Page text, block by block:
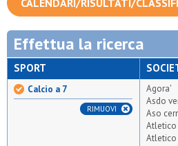
CALENDARI/RISULTATI/
Effettua la ricerca
SPORT
Calcio a 7
RIMUOVI
Agora'
Asdo
Aso
Atletico
Atletico